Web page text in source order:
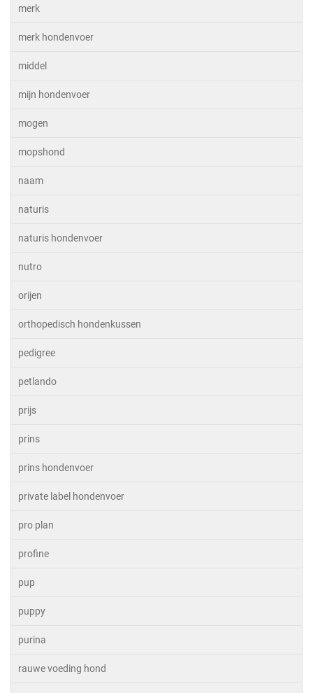
merk
merk hondenvoer
middel
mijn hondenvoer
mogen
mopshond
naam
naturis
naturis hondenvoer
nutro
orijen
orthopedisch hondenkussen
pedigree
petlando
prijs
prins
prins hondenvoer
private label hondenvoer
pro plan
profine
pup
puppy
purina
rauwe voeding hond